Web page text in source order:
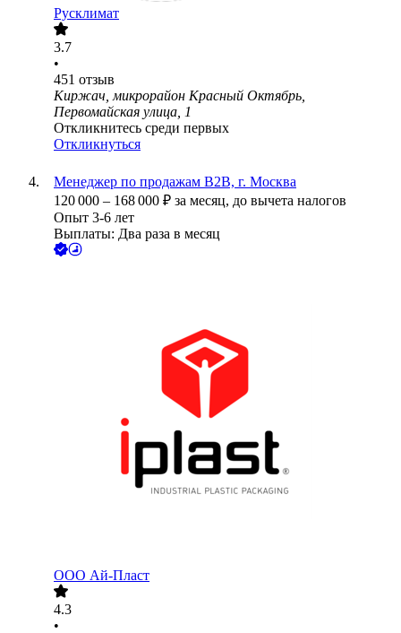
Русклимат
3.7
•
451 отзыв
Киржач, микрорайон Красный Октябрь,
Первомайская улица, 1
Откликнитесь среди первых
Откликнуться
Менеджер по продажам B2B, г. Москва
120 000 – 168 000 ₽ за месяц, до вычета налогов
Опыт 3-6 лет
Выплаты: Два раза в месяц
ООО Ай-Пласт
4.3
•